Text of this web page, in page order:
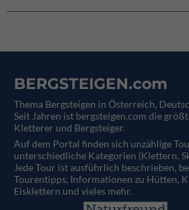
BERGSTEIGEN.com
Thema Bergsteigen in Österreich,
Seit Jahren ist bergsteigen.com die
Kletterer und Bergsteiger.
Auf dem Portal finden sich unzählige
unterschiedliche Kategorien (Klettern,
Jede Tour ist ausführlich beschrieben,
Tourentipps, Informationen zu Hütten,
Eisklettern und vieles mehr.